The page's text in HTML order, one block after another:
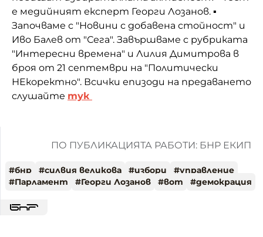
е медийният експерт Георги Лозанов. ▪️
Започваме с "Новини с добавена стойност" и
Иво Балев от "Сега". Завършваме с рубриката
"Интересни времена" и Лилия Димитрова в
броя от 21 септември на "Политически
НЕкоректно". Всички епизоди на предаването
слушайте тук
ПО ПУБЛИКАЦИЯТА РАБОТИ: БНР ЕКИП
#бнр #силвия великова #избори #управление
#Парламент #Георги Лозанов #вот #демокрация